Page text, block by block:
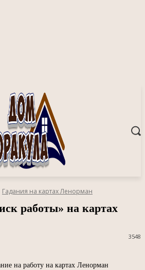
Гадания на картах Ленорман
работы» на картах
3548
на работу на картах Ленорман